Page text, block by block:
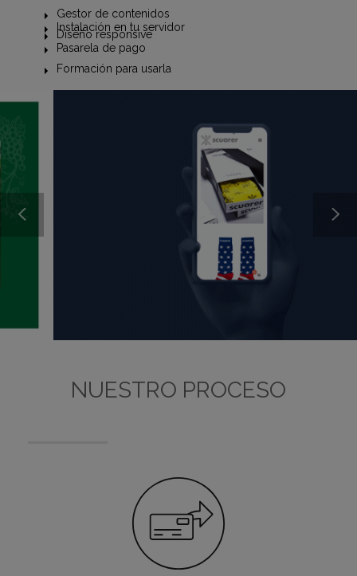
Gestor de contenidos
Diseño responsive
Instalación en tu servidor
Pasarela de pago
Formación para usarla
NUESTRO PROCESO